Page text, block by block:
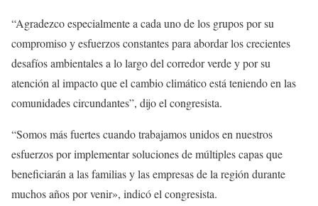
“Agradezco especialmente a cada uno de los grupos por su
compromiso y esfuerzos constantes para abordar los crecientes
desafíos ambientales a lo largo del corredor verde y por su
atención al impacto que el cambio climático está teniendo en las
comunidades circundantes”, dijo el congresista.
“Somos más fuertes cuando trabajamos unidos en nuestros
esfuerzos por implementar soluciones de múltiples capas que
beneficiarán a las familias y las empresas de la región durante
muchos años por venir», indicó el congresista.